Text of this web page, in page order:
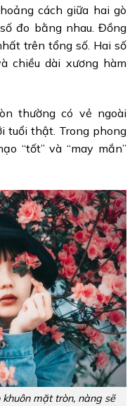
cách giữa hai gò
đo bằng nhau. Đồng
trên tổng số. Hai số
chiều dài xương hàm
thường có vẻ ngoài
tuổi thật. Trong phong
“tốt” và “may mắn”
mặt tròn, nàng sẽ